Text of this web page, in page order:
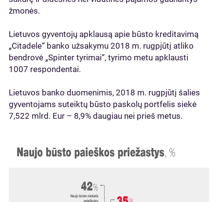
žmonės.
Lietuvos gyventojų apklausą apie būsto kreditavimą
„Citadele“ banko užsakymu 2018 m. rugpjūtį atliko
bendrovė „Spinter tyrimai“, tyrimo metu apklausti
1007 respondentai.
Lietuvos banko duomenimis, 2018 m. rugpjūtį šalies
gyventojams suteiktų būsto paskolų portfelis siekė
7,522 mlrd. Eur – 8,9% daugiau nei prieš metus.